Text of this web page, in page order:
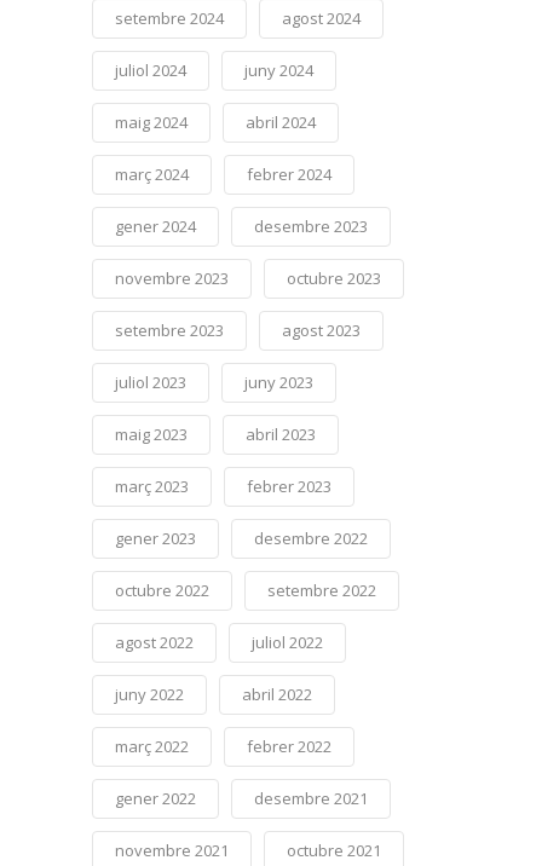
setembre 2024 agost 2024
juliol 2024 juny 2024
maig 2024 abril 2024
març 2024 febrer 2024
gener 2024 desembre 2023
novembre 2023 octubre 2023
setembre 2023 agost 2023
juliol 2023 juny 2023
maig 2023 abril 2023
març 2023 febrer 2023
gener 2023 desembre 2022
octubre 2022 setembre 2022
agost 2022 juliol 2022
juny 2022 abril 2022
març 2022 febrer 2022
gener 2022 desembre 2021
novembre 2021 octubre 2021